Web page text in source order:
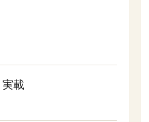
実載